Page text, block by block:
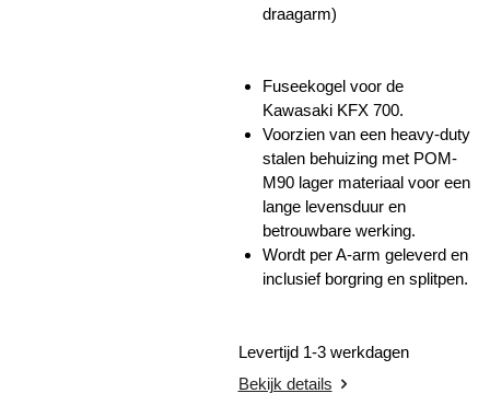
draagarm)
Fuseekogel voor de
Kawasaki KFX 700.
Voorzien van een heavy-duty
stalen behuizing met POM-
M90 lager materiaal voor een
lange levensduur en
betrouwbare werking.
Wordt per A-arm geleverd en
inclusief borgring en splitpen.
Levertijd 1-3 werkdagen
Bekijk details